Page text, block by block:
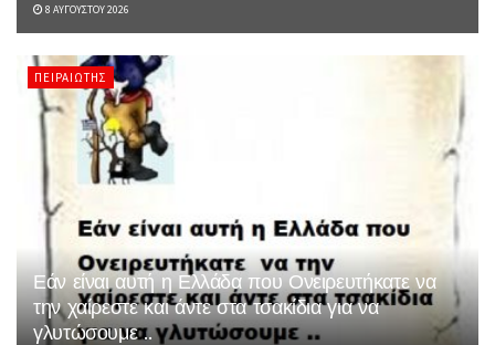
8 ΑΥΓΟΎΣΤΟΥ 2026
ΠΕΙΡΑΙΏΤΗΣ
Εάν είναι αυτή η Ελλάδα που Ονειρευτήκατε να
την χαίρεστε και άντε στα τσακίδια για να
γλυτώσουμε ..